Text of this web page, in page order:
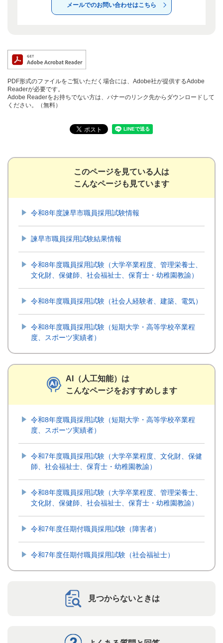
メールでのお問い合わせはこちら
PDF形式のファイルをご覧いただく場合には、Adobe社が提供するAdobe
Readerが必要です。
Adobe Readerをお持ちでない方は、バナーのリンク先からダウンロードして
ください。（無料）
このページを見ている人は
こんなページも見ています
令和8年度諫早市職員採用試験情報
諫早市職員採用試験結果情報
令和8年度職員採用試験（大学卒業程度、管理栄養士、
文化財、保健師、社会福祉士、保育士・幼稚園教諭）
令和8年度職員採用試験（社会人経験者、建築、電気）
令和8年度職員採用試験（短期大学・高等学校卒業程
度、スポーツ実績者）
AI（人工知能）は
こんなページをおすすめします
令和8年度職員採用試験（短期大学・高等学校卒業程
度、スポーツ実績者）
令和7年度職員採用試験（大学卒業程度、文化財、保健
師、社会福祉士、保育士・幼稚園教諭）
令和8年度職員採用試験（大学卒業程度、管理栄養士、
文化財、保健師、社会福祉士、保育士・幼稚園教諭）
令和7年度任期付職員採用試験（障害者）
令和7年度任期付職員採用試験（社会福祉士）
見つからないときは